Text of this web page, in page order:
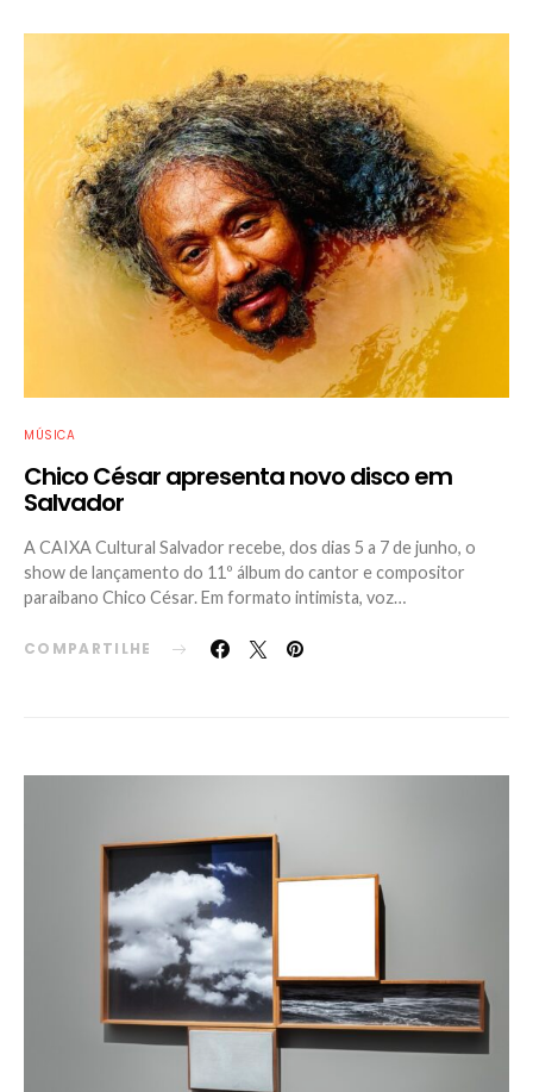
MÚSICA
Chico César apresenta novo disco em
Salvador
A CAIXA Cultural Salvador recebe, dos dias 5 a 7 de junho, o
show de lançamento do 11º álbum do cantor e compositor
paraibano Chico César. Em formato intimista, voz…
COMPARTILHE